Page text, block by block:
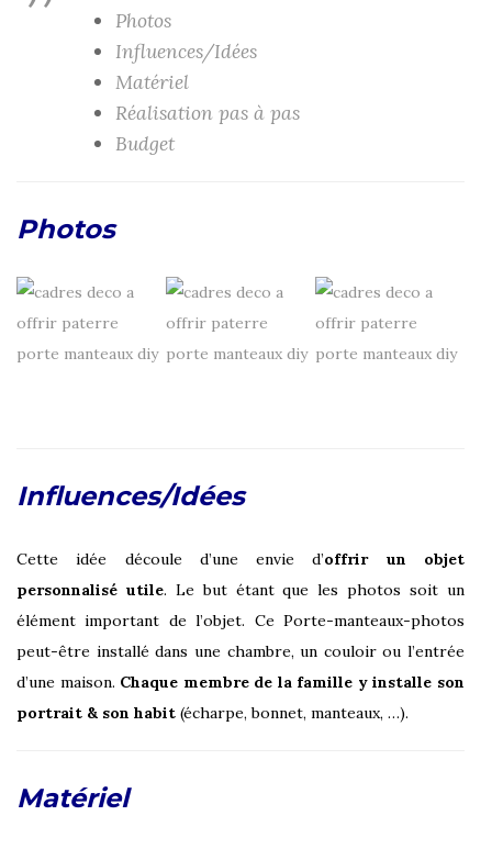
Photos
Influences/Idées
Matériel
Réalisation pas à pas
Budget
Photos
Influences/Idées
Cette idée découle d’une envie d’offrir un objet
personnalisé utile. Le but étant que les photos soit un
élément important de l’objet. Ce Porte-manteaux-photos
peut-être installé dans une chambre, un couloir ou l’entrée
d’une maison. Chaque membre de la famille y installe son
portrait & son habit (écharpe, bonnet, manteaux, …).
Matériel